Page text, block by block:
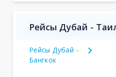
Рейсы Дубай -
Рейсы Дубай -
Бангкок